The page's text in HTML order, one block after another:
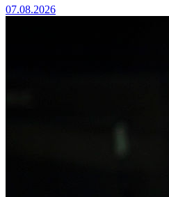
07.08.2026